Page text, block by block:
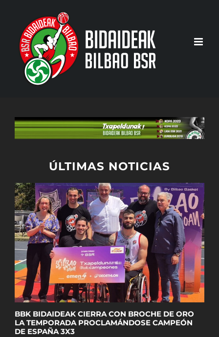
contenido
ÚLTIMAS NOTICIAS
BBK BIDAIDEAK CIERRA CON BROCHE DE ORO
LA TEMPORADA PROCLAMÁNDOSE CAMPEÓN
DE ESPAÑA 3X3